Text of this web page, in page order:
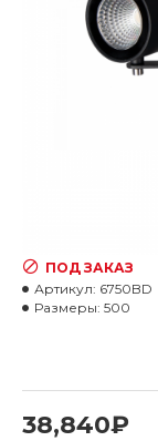
38,840₽
ПОД ЗАКАЗ
Артикул: 6750BD
Размеры: 500